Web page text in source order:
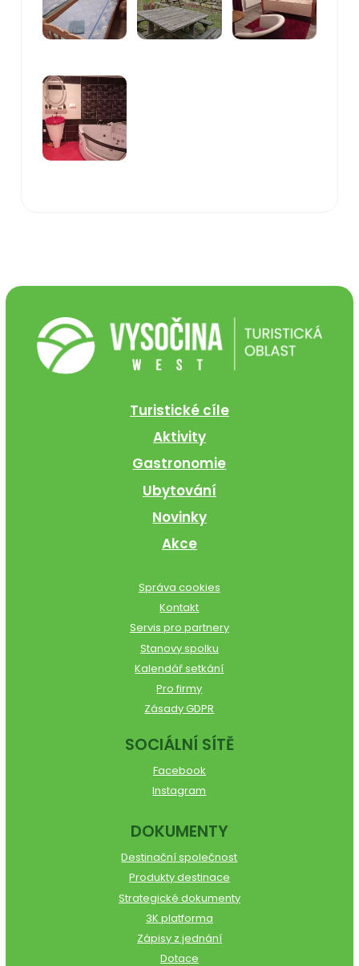
Turistické cíle
Aktivity
Gastronomie
Ubytování
Novinky
Akce
Správa cookies
Kontakt
Servis pro partnery
Stanovy spolku
Kalendář setkání
Pro firmy
Zásady GDPR
SOCIÁLNÍ SÍTĚ
Facebook
Instagram
DOKUMENTY
Destinační společnost
Produkty destinace
Strategické dokumenty
3K platforma
Zápisy z jednání
Dotace